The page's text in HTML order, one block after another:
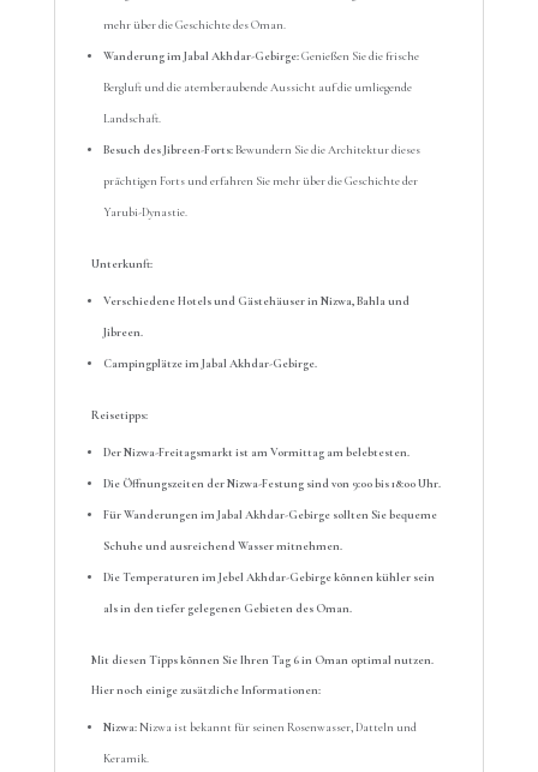
mehr über die Geschichte des Oman.
Wanderung im Jabal Akhdar-Gebirge:Genießen Sie die frische
Bergluft und die atemberaubende Aussicht auf die umliegende
Landschaft.
Besuch des Jibreen-Forts:Bewundern Sie die Architektur dieses
prächtigen Forts und erfahren Sie mehr über die Geschichte der
Yarubi-Dynastie.
Unterkunft:
Verschiedene Hotels und Gästehäuser in Nizwa, Bahla und
Jibreen.
Campingplätze im Jabal Akhdar-Gebirge.
Reisetipps:
Der Nizwa-Freitagsmarkt ist am Vormittag am belebtesten.
Die Öffnungszeiten der Nizwa-Festung sind von 9:00 bis 18:00 Uhr.
Für Wanderungen im Jabal Akhdar-Gebirge sollten Sie bequeme
Schuhe und ausreichend Wasser mitnehmen.
Die Temperaturen im Jebel Akhdar-Gebirge können kühler sein
als in den tiefer gelegenen Gebieten des Oman.
Mit diesen Tipps können Sie Ihren Tag 6 in Oman optimal nutzen.
Hier noch einige zusätzliche Informationen:
Nizwa:Nizwa ist bekannt für seinen Rosenwasser, Datteln und
Keramik.